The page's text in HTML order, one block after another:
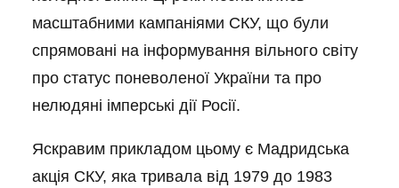
масштабними кампаніями СКУ, що були
спрямовані на інформування вільного світу
про статус поневоленої України та про
нелюдяні імперські дії Росії.
Яскравим прикладом цьому є Мадридська
акція СКУ, яка тривала від 1979 до 1983